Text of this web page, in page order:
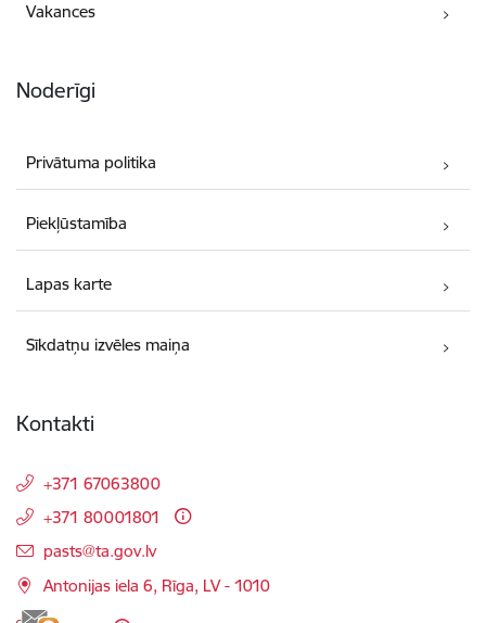
Vakances
Noderīgi
Privātuma politika
Piekļūstamība
Lapas karte
Sīkdatņu izvēles maiņa
Kontakti
+371 67063800
+371 80001801
E-pasts:
pasts@ta.gov.lv
Antonijas iela 6, Rīga, LV - 1010